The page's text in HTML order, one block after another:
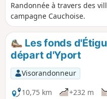
Randonnée à travers des
campagne Cauchoise.
Les fonds
départ d'Yport
Visorandonneur
10,75 km
+232 m